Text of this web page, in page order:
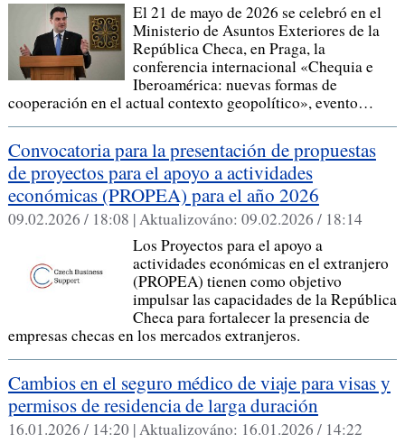
El 21 de mayo de 2026 se celebró en el
Ministerio de Asuntos Exteriores de la
República Checa, en Praga, la
conferencia internacional «Chequia e
Iberoamérica: nuevas formas de
cooperación en el actual contexto geopolítico», evento…
Convocatoria para la presentación de propuestas
de proyectos para el apoyo a actividades
económicas (PROPEA) para el año 2026
09.02.2026 / 18:08 |Aktualizováno: 09.02.2026 / 18:14
Los Proyectos para el apoyo a
actividades económicas en el extranjero
(PROPEA) tienen como objetivo
impulsar las capacidades de la República
Checa para fortalecer la presencia de
empresas checas en los mercados extranjeros.
Cambios en el seguro médico de viaje para visas y
permisos de residencia de larga duración
16.01.2026 / 14:20 |Aktualizováno: 16.01.2026 / 14:22